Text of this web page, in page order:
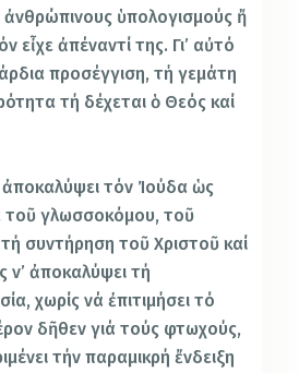
ἀνθρώπινους ὑπολογισμούς ἤ
εἶχε ἀπέναντί της. Γι’ αὐτό
προσέγγιση, τή γεμάτη
τή δέχεται ὁ Θεός καί
ἀποκαλύψει τόν Ἰούδα ὡς
τοῦ γλωσσοκόμου, τοῦ
τή συντήρηση τοῦ Χριστοῦ καί
ν’ ἀποκαλύψει τή
χωρίς νά ἐπιτιμήσει τό
δῆθεν γιά τούς φτωχούς,
τήν παραμικρή ἔνδειξη